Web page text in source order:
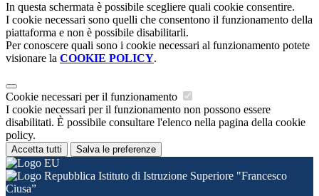
In questa schermata è possibile scegliere quali cookie consentire.
I cookie necessari sono quelli che consentono il funzionamento della
piattaforma e non è possibile disabilitarli.
Per conoscere quali sono i cookie necessari al funzionamento potete
visionare la COOKIE POLICY.
Cookie necessari per il funzionamento
I cookie necessari per il funzionamento non possono essere
disabilitati. È possibile consultare l'elenco nella pagina della cookie
policy.
Accetta tutti Salva le preferenze
Istituto di Istruzione Superiore "Francesco
Ciusa”